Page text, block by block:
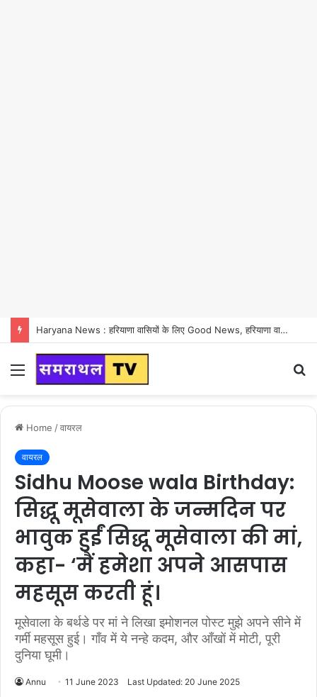
Haryana News : हरियाणा वासियों के लिए Good News, हरियाणा वासियों का गुरुग्राम में अपना घर लेने का सपना होगा साकार
Menu
Home /वायरल
वायरल
Sidhu Moose wala Birthday:
सिद्धू मूसेवाला के जन्मदिन पर
भावुक हुईं सिद्धू मूसेवाला की मां,
कहा- ‘मैं हमेशा अपने आसपास
महसूस करती हूं।
मूसेवाला के बर्थडे पर मां ने लिखा इमोशनल पोस्ट मुझे अपने सीने में
गर्मी महसूस हुई। गाँव में ये नन्हे कदम, और आँखों में मोटी, पूरी
दुनिया घूमी।
Annu 11 June 2023 Last Updated: 20 June 2025